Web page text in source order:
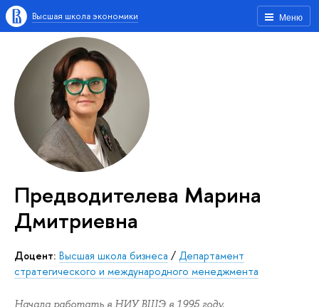
Меню
Высшая школа экономики
Предводителева Марина
Дмитриевна
Доцент: Высшая школа бизнеса / Департамент
стратегического и международного менеджмента
Начала работать в НИУ ВШЭ в 1995 году.